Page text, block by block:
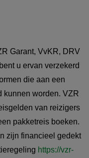
Garant, VvKR, DRV
u ervan verzekerd
die aan een
kunnen worden. VZR
van reizigers
pakketreis boeken.
zijn financieel gedekt
https://vzr-